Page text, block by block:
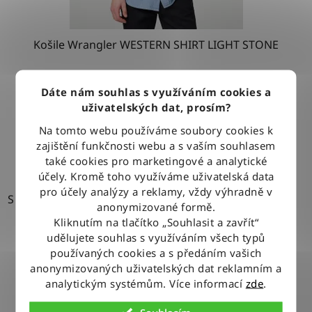
Dáte nám souhlas s využíváním cookies a
uživatelských dat, prosím?
Na tomto webu používáme soubory cookies k
zajištění funkčnosti webu a s vaším souhlasem
také cookies pro marketingové a analytické
účely. Kromě toho využíváme uživatelská data
pro účely analýzy a reklamy, vždy výhradně v
anonymizované formě.
Kliknutím na tlačítko „Souhlasit a zavřít“
udělujete souhlas s využíváním všech typů
používaných cookies a s předáním vašich
anonymizovaných uživatelských dat reklamním a
analytickým systémům. Více informací zde.
Košile Wrangler WESTERN SHIRT LIGHT STONE
1 279 Kč
DETAIL
S